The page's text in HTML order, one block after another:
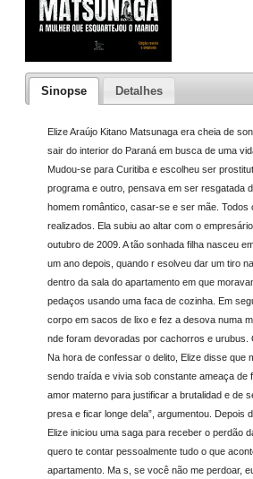
Sinopse Detalhes
Elize Araújo Kitano Matsunaga era cheia de
sair do interior do Paraná em busca de uma
Mudou-se para Curitiba e escolheu ser
programa e outro, pensava em ser resgatada
homem romântico, casar-se e ser mãe. Todos
realizados. Ela subiu ao altar com o
outubro de 2009. A tão sonhada filha nasceu
um ano depois, quando r esolveu dar um tiro
dentro da sala do apartamento em que
pedaços usando uma faca de cozinha. Em
corpo em sacos de lixo e fez a desova numa
nde foram devoradas por cachorros e urubus.
Na hora de confessar o delito, Elize disse que
sendo traída e vivia sob constante ameaça de
amor materno para justificar a brutalidad e de
presa e ficar longe dela”, argumentou. Depois
Elize iniciou uma saga para receber o perdão
quero te contar pessoalmente tudo o que
apartamento. Ma s, se você não me perdoar,